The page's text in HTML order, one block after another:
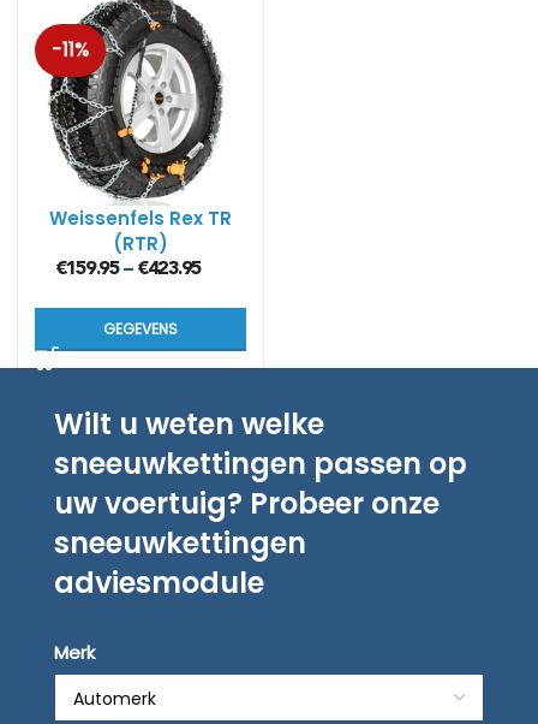
-11%
Weissenfels Rex TR
(RTR)
€159.95– €423.95
GEGEVENS
Wilt u weten welke
sneeuwkettingen passen op
uw voertuig? Probeer onze
sneeuwkettingen
adviesmodule
Merk